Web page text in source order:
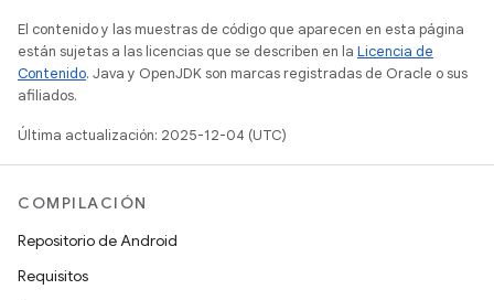
El contenido y las muestras de código que aparecen en esta página
están sujetas a las licencias que se describen en la Licencia de
Contenido. Java y OpenJDK son marcas registradas de Oracle o sus
afiliados.
Última actualización: 2025-12-04 (UTC)
COMPILACIÓN
Repositorio de Android
Requisitos